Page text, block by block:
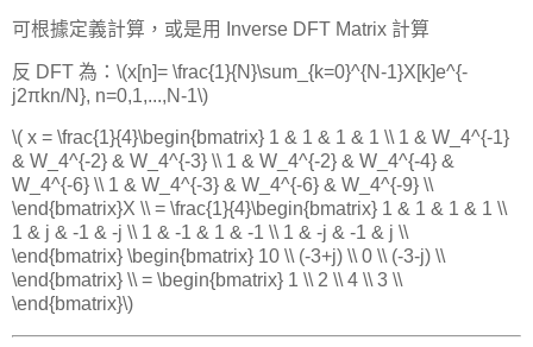
可根據定義計算，或是用 Inverse DFT Matrix 計算
反 DFT 為：\(x[n]= \frac{1}{N}\sum_{k=0}^{N-1}X[k]e^{-
j2πkn/N}, n=0,1,...,N-1\)
\( x = \frac{1}{4}\begin{bmatrix} 1 & 1 & 1 & 1 \\ 1 & W_4^{-1}
& W_4^{-2} & W_4^{-3} \\ 1 & W_4^{-2} & W_4^{-4} &
W_4^{-6} \\ 1 & W_4^{-3} & W_4^{-6} & W_4^{-9} \\
\end{bmatrix}X \\ = \frac{1}{4}\begin{bmatrix} 1 & 1 & 1 & 1 \\
1 & j & -1 & -j \\ 1 & -1 & 1 & -1 \\ 1 & -j & -1 & j \\
\end{bmatrix} \begin{bmatrix} 10 \\ (-3+j) \\ 0 \\ (-3-j) \\
\end{bmatrix} \\ = \begin{bmatrix} 1 \\ 2 \\ 4 \\ 3 \\
\end{bmatrix}\)